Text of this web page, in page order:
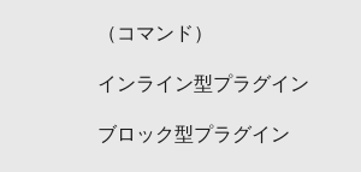
（コマンド）
インライン型プラグイン
ブロック型プラグイン